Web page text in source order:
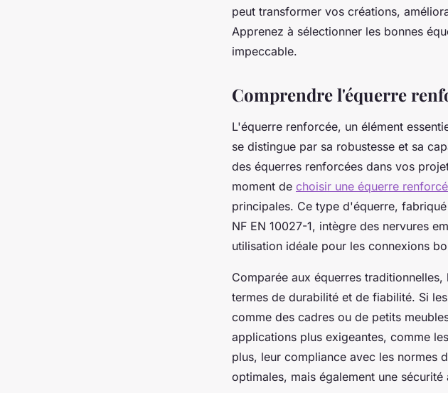
peut transformer vos créations,
Apprenez à sélectionner les bonnes
impeccable.
Comprendre l'équerre
L'équerre renforcée, un élément
se distingue par sa robustesse et sa
des équerres renforcées dans vos
moment de choisir une équerre
principales. Ce type d'équerre,
NF EN 10027-1, intègre des nervures
utilisation idéale pour les connexions
Comparée aux équerres
termes de durabilité et de fiabilité. Si
comme des cadres ou de petits
applications plus exigeantes, comme
plus, leur compliance avec les normes
optimales, mais également une